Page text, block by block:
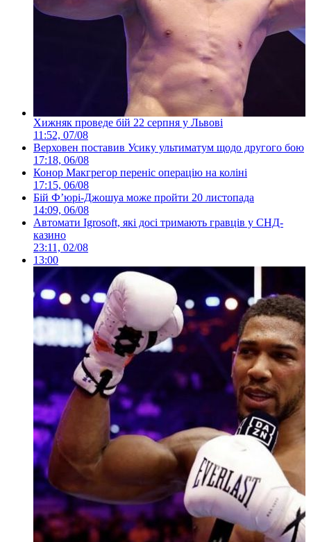
Хижняк проведе бій 22 серпня у Львові
11:52, 07/08
Верховен поставив Усику ультиматум щодо другого бою
17:18, 06/08
Конор Макгрегор переніс операцію на коліні
17:15, 06/08
Бій Ф’юрі-Джошуа може пройти 20 листопада
14:09, 06/08
Автомати Igrosoft, які досі тримають гравців у СНД-
казино
23:11, 02/08
13:00